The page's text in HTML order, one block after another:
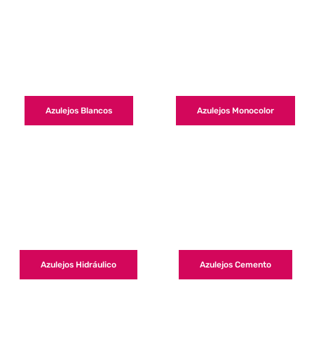
Azulejos Blancos Azulejos Monocolor
Azulejos Hidráulico Azulejos Cemento